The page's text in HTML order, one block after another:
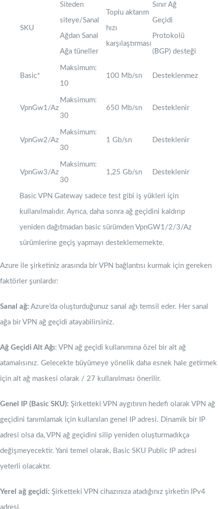
SKU
Siteden
siteye/Sanal
Ağdan Sanal
Ağa tüneller
Toplu aktarım
hızı
karşılaştırması
Sınır Ağ
Geçidi
Protokolü
(BGP) desteği
Basic*
Maksimum:
10
100 Mb/sn Desteklenmez
VpnGw1/Az
Maksimum:
30
650 Mb/sn Desteklenir
VpnGw2/Az
Maksimum:
30
1 Gb/sn Desteklenir
VpnGw3/Az
Maksimum:
30
1,25 Gb/sn Desteklenir
Basic VPN Gateway sadece test gibi iş yükleri için
kullanılmalıdır. Ayrıca, daha sonra ağ geçidini kaldırıp
yeniden dağıtmadan basic sürümden VpnGW1/2/3/Az
sürümlerine geçiş yapmayı desteklememekte.
Azure ile şirketiniz arasında bir VPN bağlantısı kurmak için gereken
faktörler şunlardır:
Sanal ağ: Azure’da oluşturduğunuz sanal ağı temsil eder. Her sanal
ağa bir VPN ağ geçidi atayabilirsiniz.
Ağ Geçidi Alt Ağı: VPN ağ geçidi kullanımına özel bir alt ağ
atamalısınız. Gelecekte büyümeye yönelik daha esnek hale getirmek
için alt ağ maskesi olarak / 27 kullanılması önerilir.
Genel IP (Basic SKU): Şirketteki VPN aygıtının hedefi olarak VPN ağ
geçidini tanımlamak için kullanılan genel IP adresi. Dinamik bir IP
adresi olsa da, VPN ağ geçidini silip yeniden oluşturmadıkça
değişmeyecektir. Yani temel olarak, Basic SKU Public IP adresi
yeterli olacaktır.
Yerel ağ geçidi: Şirketteki VPN cihazınıza atadığınız şirketin IPv4
adresi.